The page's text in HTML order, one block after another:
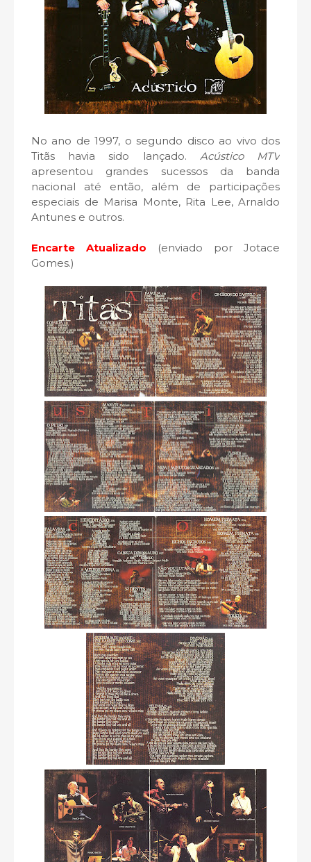
No ano de 1997, o segundo disco ao vivo dos
Titãs havia sido lançado. Acústico MTV
apresentou grandes sucessos da banda
nacional até então, além de participações
especiais de Marisa Monte, Rita Lee, Arnaldo
Antunes e outros.
Encarte Atualizado (enviado por Jotace
Gomes.)